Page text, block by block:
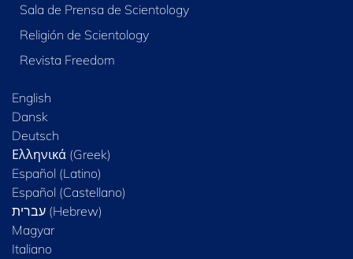
Sala de Prensa de Scientology
Religión de Scientology
Revista Freedom
English
Dansk
Deutsch
Ελληνικά (Greek)
Español (Latino)
Español (Castellano)
Magyar
Italiano